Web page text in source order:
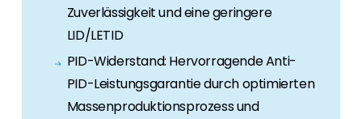
Zuverlässigkeit und eine geringere
LID/LETID
PID-Widerstand: Hervorragende Anti-
PID-Leistungsgarantie durch optimierten
Massenproduktionsprozess und